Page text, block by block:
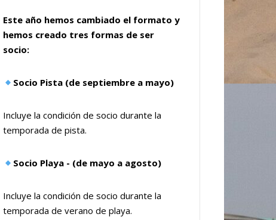
Este año hemos cambiado el formato y
hemos creado tres formas de ser
socio:
Socio Pista (de septiembre a mayo)
Incluye la condición de socio durante la
temporada de pista.
Socio Playa - (de mayo a agosto)
Incluye la condición de socio durante la
temporada de verano de playa.